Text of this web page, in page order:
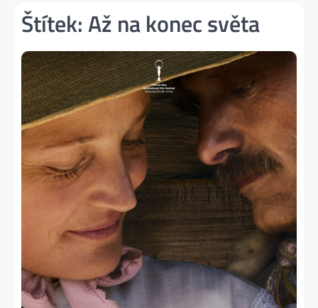
Štítek:Až na konec světa